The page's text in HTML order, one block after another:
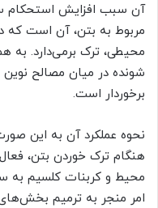
آن سبب افزایش استحکام
مربوط به بتن، آن است که
محیطی، ترک برمی‌دارد. به
شونده در میان مصالح نوین
برخوردار است.
نحوه عملکرد آن به این
هنگام ترک خوردن بتن،
محیط و کربنات کلسیم
امر منجر به ترمیم